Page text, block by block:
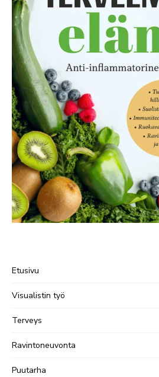
Etusivu
Visualistin työ
Terveys
Ravintoneuvonta
Puutarha